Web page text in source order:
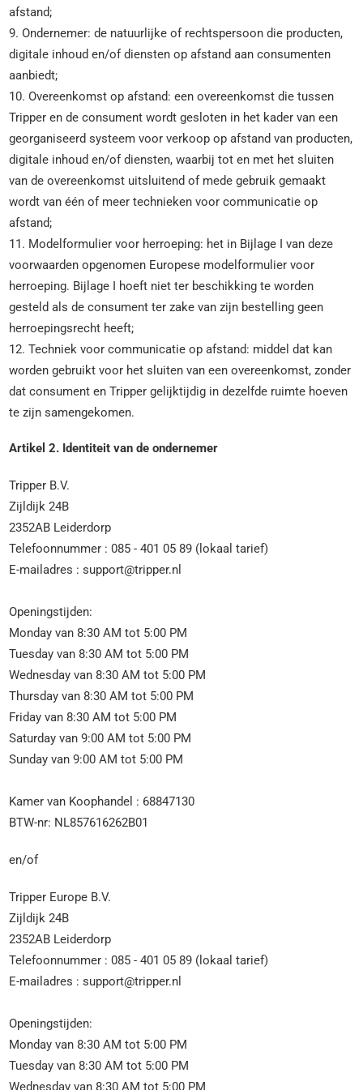
afstand;
9. Ondernemer: de natuurlijke of rechtspersoon die producten,
digitale inhoud en/of diensten op afstand aan consumenten
aanbiedt;
10. Overeenkomst op afstand: een overeenkomst die tussen
Tripper en de consument wordt gesloten in het kader van een
georganiseerd systeem voor verkoop op afstand van producten,
digitale inhoud en/of diensten, waarbij tot en met het sluiten
van de overeenkomst uitsluitend of mede gebruik gemaakt
wordt van één of meer technieken voor communicatie op
afstand;
11. Modelformulier voor herroeping: het in Bijlage I van deze
voorwaarden opgenomen Europese modelformulier voor
herroeping. Bijlage I hoeft niet ter beschikking te worden
gesteld als de consument ter zake van zijn bestelling geen
herroepingsrecht heeft;
12. Techniek voor communicatie op afstand: middel dat kan
worden gebruikt voor het sluiten van een overeenkomst, zonder
dat consument en Tripper gelijktijdig in dezelfde ruimte hoeven
te zijn samengekomen.
Artikel 2. Identiteit van de ondernemer
Tripper B.V.
Zijldijk 24B
2352AB Leiderdorp
Telefoonnummer : 085 - 401 05 89 (lokaal tarief)
E-mailadres :support@tripper.nl
Openingstijden:
Monday van 8:30 AM tot 5:00 PM
Tuesday van 8:30 AM tot 5:00 PM
Wednesday van 8:30 AM tot 5:00 PM
Thursday van 8:30 AM tot 5:00 PM
Friday van 8:30 AM tot 5:00 PM
Saturday van 9:00 AM tot 5:00 PM
Sunday van 9:00 AM tot 5:00 PM
Kamer van Koophandel : 68847130
BTW-nr: NL857616262B01
en/of
Tripper Europe B.V.
Zijldijk 24B
2352AB Leiderdorp
Telefoonnummer : 085 - 401 05 89 (lokaal tarief)
E-mailadres :support@tripper.nl
Openingstijden:
Monday van 8:30 AM tot 5:00 PM
Tuesday van 8:30 AM tot 5:00 PM
Wednesday van 8:30 AM tot 5:00 PM